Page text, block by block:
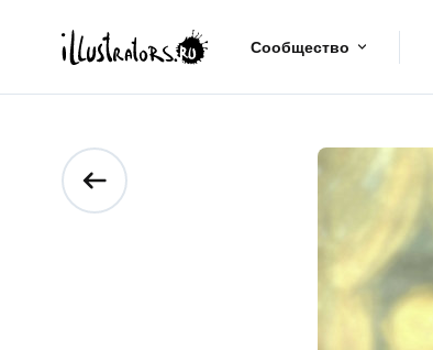
Сообщество